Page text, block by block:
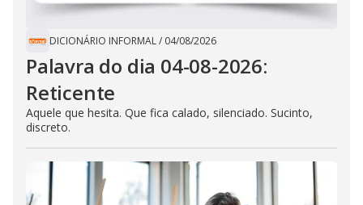
DICIONÁRIO INFORMAL/ 04/08/2026
Palavra do dia 04-08-2026:
Reticente
Aquele que hesita. Que fica calado, silenciado. Sucinto,
discreto.